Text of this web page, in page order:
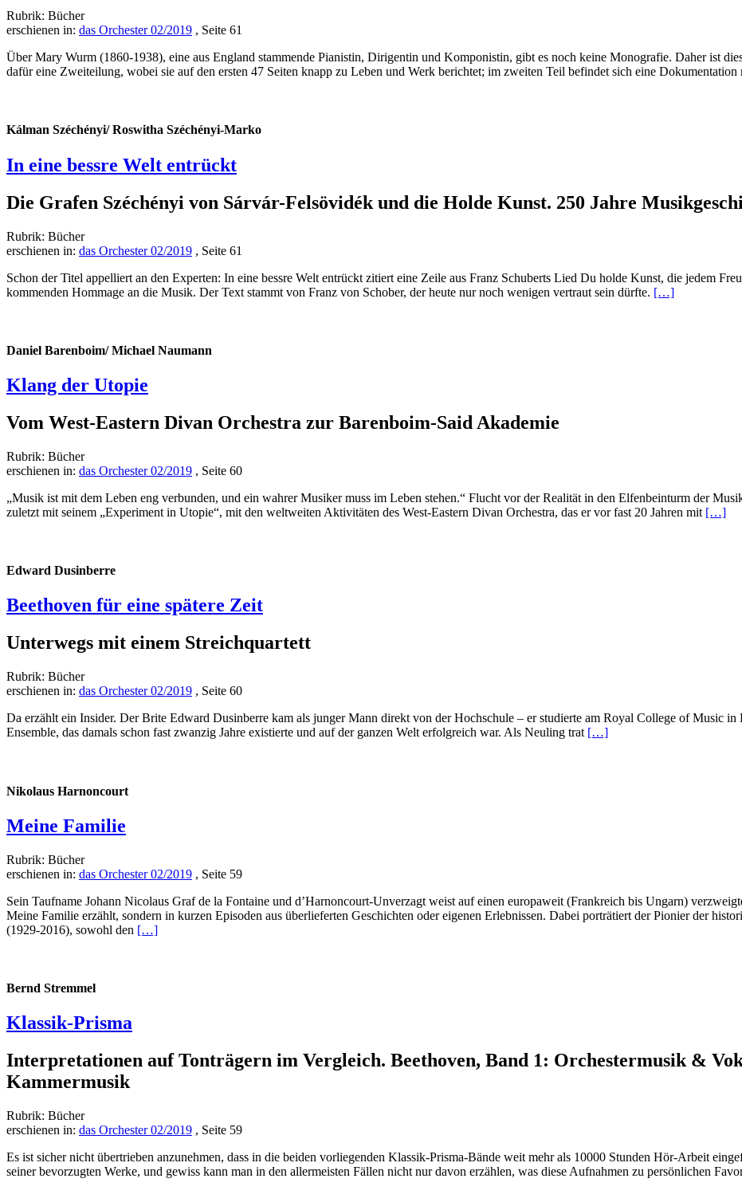
Rubrik: Bücher
erschienen in: das Orchester 02/2019 , Seite 61
Über Mary Wurm (1860-1938), eine aus England stammende Pianistin, Dirigentin und Komponistin, gibt es noch keine Monografie. Daher ist
dafür eine Zweiteilung, wobei sie auf den ersten 47 Seiten knapp zu Leben und Werk berichtet; im zweiten Teil befindet sich eine
Kálman Széchényi/ Roswitha Széchényi-Marko
In eine bessre Welt entrückt
Die Grafen Széchényi von Sárvár-Felsövidék und die Holde Kunst. 250 Jahre
Rubrik: Bücher
erschienen in: das Orchester 02/2019 , Seite 61
Schon der Titel appelliert an den Experten: In eine bessre Welt entrückt zitiert eine Zeile aus Franz Schuberts Lied Du holde Kunst, die jedem
kommenden Hommage an die Musik. Der Text stammt von Franz von Schober, der heute nur noch wenigen vertraut sein dürfte. Read
[…]
Daniel Barenboim/ Michael Naumann
Klang der Utopie
Vom West-Eastern Divan Orchestra zur Barenboim-Said Akademie
Rubrik: Bücher
erschienen in: das Orchester 02/2019 , Seite 60
„Musik ist mit dem Leben eng verbunden, und ein wahrer Musiker muss im Leben stehen.“ Flucht vor der Realität in den Elfenbeinturm der
zuletzt mit seinem „Experiment in Utopie“, mit den weltweiten Aktivitäten des West-Eastern Divan Orchestra, das er vor fast 20 Jahren mit Read
[…]
Edward Dusinberre
Beethoven für eine spätere Zeit
Unterwegs mit einem Streichquartett
Rubrik: Bücher
erschienen in: das Orchester 02/2019 , Seite 60
Da erzählt ein Insider. Der Brite Edward Dusinberre kam als junger Mann direkt von der Hochschule – er studierte am Royal College of Music
Ensemble, das damals schon fast zwanzig Jahre existierte und auf der ganzen Welt erfolgreich war. Als Neuling trat Read
[…]
Nikolaus Harnoncourt
Meine Familie
Rubrik: Bücher
erschienen in: das Orchester 02/2019 , Seite 59
Sein Taufname Johann Nicolaus Graf de la Fontaine und d’Harnoncourt-Unverzagt weist auf einen europaweit (Frankreich bis Ungarn)
Meine Familie erzählt, sondern in kurzen Episoden aus überlieferten Geschichten oder eigenen Erlebnissen. Dabei porträtiert der Pionier der
(1929-2016), sowohl den Read
[…]
Bernd Stremmel
Klassik-Prisma
Interpretationen auf Tonträgern im Vergleich. Beethoven, Band 1: Orchestermusik &
Kammermusik
Rubrik: Bücher
erschienen in: das Orchester 02/2019 , Seite 59
Es ist sicher nicht übertrieben anzunehmen, dass in die beiden vorliegenden Klassik-Prisma-Bände weit mehr als 10000 Stunden Hör-Arbeit
seiner bevorzugten Werke, und gewiss kann man in den allermeisten Fällen nicht nur davon erzählen, was diese Aufnahmen zu persönlichen